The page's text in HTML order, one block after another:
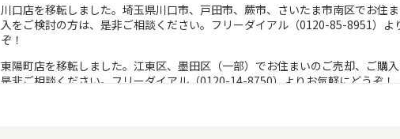
川口店を移転しました。埼玉県川口市、戸田市、蕨市、さいたま市南区でお住
入をご検討の方は、是非ご相談ください。フリーダイアル（0120-85-8951）よ
ぞ！
東陽町店を移転しました。江東区、墨田区（一部）でお住まいのご売却、ご購入
是非ご相談ください。フリーダイアル（0120-14-8750）よりお気軽にどうぞ！
本社営業センター新宿チームが正式に店舗としてオープンしました。新宿区で